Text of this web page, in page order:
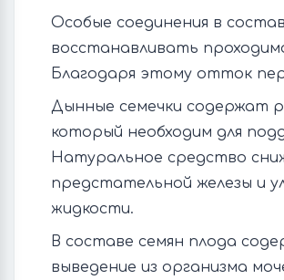
Особые соединения в
восстанавливать
Благодаря этому отток
Дынные семечки содержат
который необходим для
Натуральное средство
предстательной железы и
жидкости.
В составе семян плода
выведение из организма